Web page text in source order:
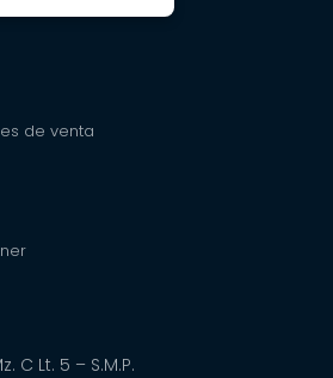
de venta
C Lt. 5 – S.M.P.